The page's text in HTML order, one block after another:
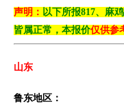
声明： 以下所报817、麻
皆属正常，本报价仅供参
山东
鲁东地区：